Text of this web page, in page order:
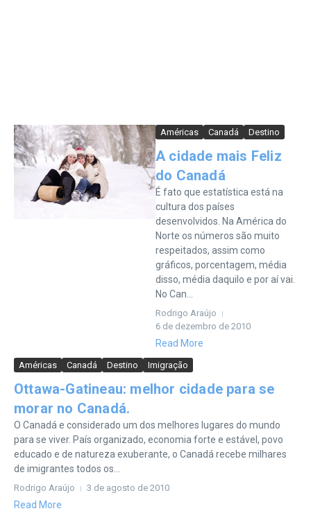
Américas Canadá Destino
A cidade mais Feliz
do Canadá
É fato que estatística está na
cultura dos países
desenvolvidos. Na América do
Norte os números são muito
respeitados, assim como
gráficos, porcentagem, média
disso, média daquilo e por aí vai.
No Can...
Rodrigo Araújo
6 de dezembro de 2010
Read More
Américas Canadá Destino Imigração
Ottawa-Gatineau: melhor cidade para se
morar no Canadá.
O Canadá e considerado um dos melhores lugares do mundo
para se viver. País organizado, economia forte e estável, povo
educado e de natureza exuberante, o Canadá recebe milhares
de imigrantes todos os...
Rodrigo Araújo 3 de agosto de 2010
Read More